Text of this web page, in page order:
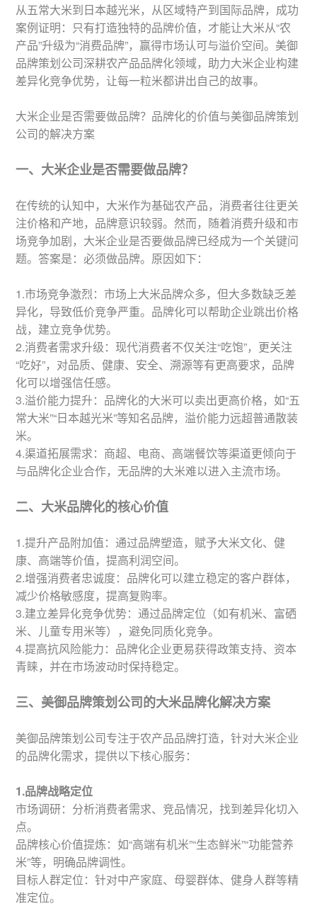
从五常大米到日本越光米，从区域特产到国际品牌，成功
案例证明：只有打造独特的品牌价值，才能让大米从“农
产品”升级为“消费品牌”，赢得市场认可与溢价空间。美御
品牌策划公司深耕农产品品牌化领域，助力大米企业构建
差异化竞争优势，让每一粒米都讲出自己的故事。
大米企业是否需要做品牌？品牌化的价值与美御品牌策划
公司的解决方案
一、大米企业是否需要做品牌？
在传统的认知中，大米作为基础农产品，消费者往往更关
注价格和产地，品牌意识较弱。然而，随着消费升级和市
场竞争加剧，大米企业是否要做品牌已经成为一个关键问
题。答案是：必须做品牌。原因如下：
1.市场竞争激烈：市场上大米品牌众多，但大多数缺乏差
异化，导致低价竞争严重。品牌化可以帮助企业跳出价格
战，建立竞争优势。
2.消费者需求升级：现代消费者不仅关注“吃饱”，更关注
“吃好”，对品质、健康、安全、溯源等有更高要求，品牌
化可以增强信任感。
3.溢价能力提升：品牌化的大米可以卖出更高价格，如“五
常大米”“日本越光米”等知名品牌，溢价能力远超普通散装
米。
4.渠道拓展需求：商超、电商、高端餐饮等渠道更倾向于
与品牌化企业合作，无品牌的大米难以进入主流市场。
二、大米品牌化的核心价值
1.提升产品附加值：通过品牌塑造，赋予大米文化、健
康、高端等价值，提高利润空间。
2.增强消费者忠诚度：品牌化可以建立稳定的客户群体，
减少价格敏感度，提高复购率。
3.建立差异化竞争优势：通过品牌定位（如有机米、富硒
米、儿童专用米等），避免同质化竞争。
4.提高抗风险能力：品牌化企业更易获得政策支持、资本
青睐，并在市场波动时保持稳定。
三、美御品牌策划公司的大米品牌化解决方案
美御品牌策划公司专注于农产品品牌打造，针对大米企业
的品牌化需求，提供以下核心服务：
1.品牌战略定位
市场调研：分析消费者需求、竞品情况，找到差异化切入
点。
品牌核心价值提炼：如“高端有机米”“生态鲜米”“功能营养
米”等，明确品牌调性。
目标人群定位：针对中产家庭、母婴群体、健身人群等精
准定位。